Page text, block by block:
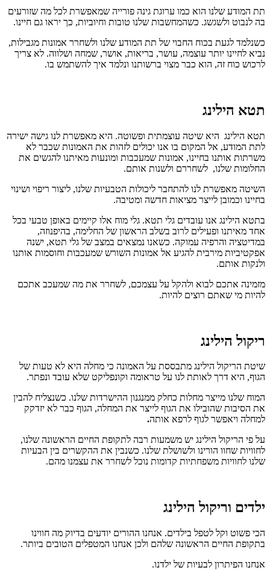
תת המודע שלנו הוא כמו ערוגת גינה פורייה שמאפשרת לכל מה שזורעים
בה לנבוט ולשגשג. כשהמחשבות שלנו טובות וחיוביות, כך יראו גם חיינו.
כשנלמד לגעת בכוח החבוי של תת המודע שלנו ולשחרר אמונות מגבילות,
נביא לחיינו יותר עוצמה, עושר, בריאות, אושר, שמחה ושלווה. לא צריך
לרכוש כוח זה, הוא כבר מצוי ברשותנו ונלמד איך להשתמש בו.
תטא הילינג
תטא הילינג היא שיטה עוצמתית ופשוטה. היא מאפשרת לנו גישה ישירה
לתת המודע, אל המקום בו אנו יכולים לזהות את האמונות שכבר לא
משרתות אותנו בחיינו, אמונות שמעכבות ומונעות מאיתנו להגשים את
החלומות שלנו, לשחררם ולשנות אותם.
השיטה מאפשרת לנו להתחבר ליכולות הטבעיות שלנו, ליצור ריפוי ושינוי
בחיינו וכמובן לייצר מציאות חדשה ומטיבה.
בתטא הילינג אנו עובדים גלי תטא. גלי מוח אלו קיימים באופן טבעי בכל
אחד מאיתנו ופעילים לרוב בשלב הראשון של החלימה, בהיפנוזה,
במדיטציה והרפיה עמוקה. כשאנו נמצאים במצב של גלי תטא, ישנה
אפקטיביות מירבית להגיע אל אמונות השורש שמעכבות וחוסמות אותנו
ולנקות אותם.
מזמינה אתכם לבוא ולהקל על עצמכם, לשחרר את מה שמעכב אתכם
להיות מי שאתם רוצים להיות.
ריקול הילינג
שיטת הריקול הילינג מתבססת על האמונה כי מחלה היא לא טעות של
הגוף, היא דרך לאותת לנו על טראומה וקונפליקט שלא עובד ונפתר.
המוח שלנו מייצר מחלות כחלק ממנגנון ההישרדות שלנו. כשנצליח להבין
את הסיבות שהובילו את הגוף לייצר את המחלה, הגוף כבר לא יזדקק
למחלה ויאפשר לגוף לרפא אותה.
על פי הריקול הילינג יש משמעות רבה לתקופת החיים הראשונה שלנו,
לחוויות שחוו הורינו ולשושלת שלנו. כשנבין את ההקשרים בין הבעיות
שלנו לחוויות משפחתיות קדומות נוכל לשחרר את עצמנו מהם.
ילדים וריקול הילינג
הכי פשוט וקל לטפל בילדים. אנחנו ההורים יודעים בדיוק מה חווינו
בתקופת החיים הראשונה שלהם ולכן אנחנו המטפלים הטובים ביותר.
אנחנו הפיתרון לבעיות של ילדנו.